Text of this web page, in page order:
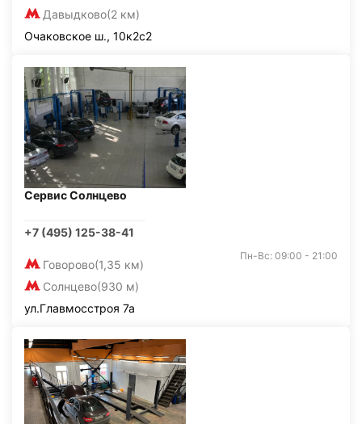
Давыдково(2 км)
Очаковское ш., 10к2с2
Сервис Солнцево
+7 (495) 125-38-41
Говорово(1,35 км)
Солнцево(930 м)
Пн-Вс: 09:00 - 21:00
ул.Главмосстроя 7а